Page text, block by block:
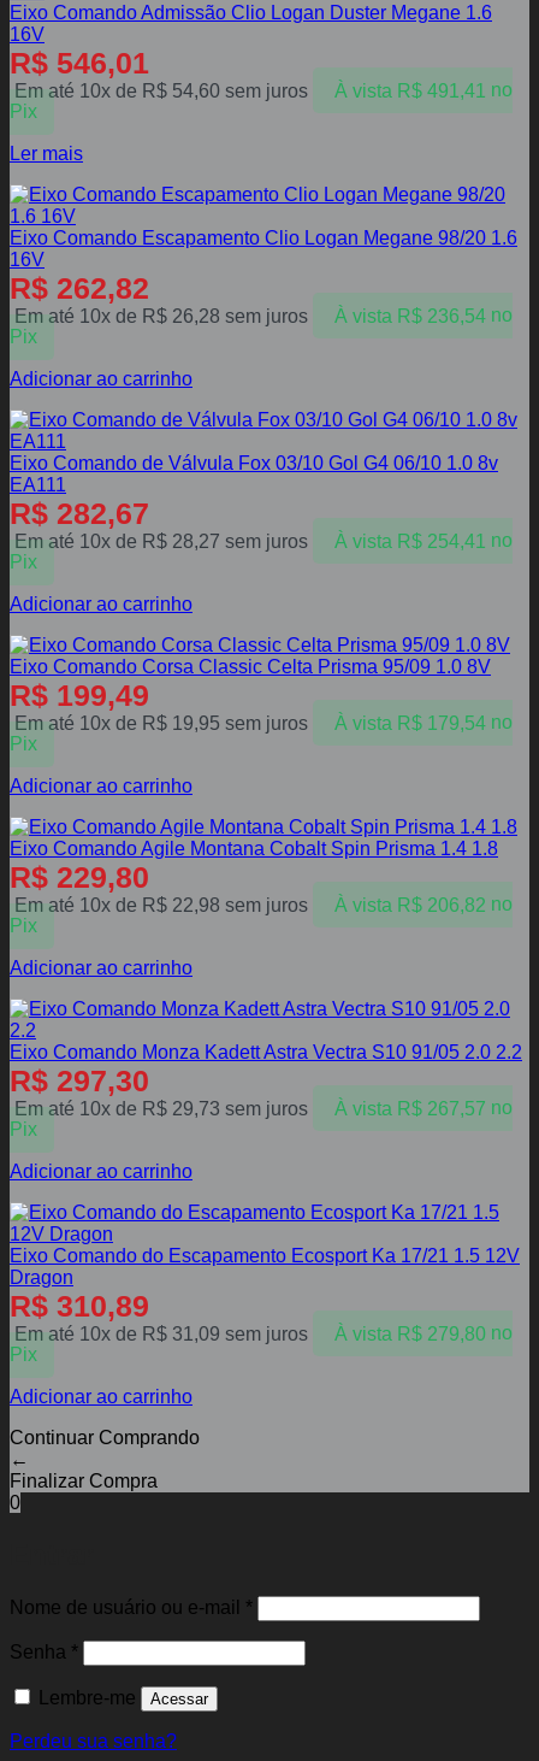
Eixo Comando Admissão Clio Logan Duster Megane 1.6
16V
R$ 546,01
Em até 10x de R$ 54,60 sem juros À vista R$491,41 no
Pix
Ler mais
Eixo Comando Escapamento Clio Logan Megane 98/20 1.6
16V
R$ 262,82
Em até 10x de R$ 26,28 sem juros À vista R$236,54 no
Pix
Adicionar ao carrinho
Eixo Comando de Válvula Fox 03/10 Gol G4 06/10 1.0 8v
EA111
R$ 282,67
Em até 10x de R$ 28,27 sem juros À vista R$254,41 no
Pix
Adicionar ao carrinho
Eixo Comando Corsa Classic Celta Prisma 95/09 1.0 8V
R$ 199,49
Em até 10x de R$ 19,95 sem juros À vista R$179,54 no
Pix
Adicionar ao carrinho
Eixo Comando Agile Montana Cobalt Spin Prisma 1.4 1.8
R$ 229,80
Em até 10x de R$ 22,98 sem juros À vista R$206,82 no
Pix
Adicionar ao carrinho
Eixo Comando Monza Kadett Astra Vectra S10 91/05 2.0 2.2
R$ 297,30
Em até 10x de R$ 29,73 sem juros À vista R$267,57 no
Pix
Adicionar ao carrinho
Eixo Comando do Escapamento Ecosport Ka 17/21 1.5 12V
Dragon
R$ 310,89
Em até 10x de R$ 31,09 sem juros À vista R$279,80 no
Pix
Adicionar ao carrinho
Continuar Comprando
←
Finalizar Compra
0
Nome de usuário ou e-mail *Obrigatório
Senha *Obrigatório
Lembre-me Acessar
Perdeu sua senha?